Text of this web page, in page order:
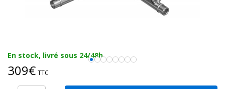
En stock, livré sous 24/48h
309€ TTC